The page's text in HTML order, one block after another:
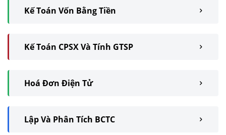
Kế Toán Vốn Bằng Tiền
Kế Toán CPSX Và Tính GTSP
Hoá Đơn Điện Tử
Lập Và Phân Tích BCTC